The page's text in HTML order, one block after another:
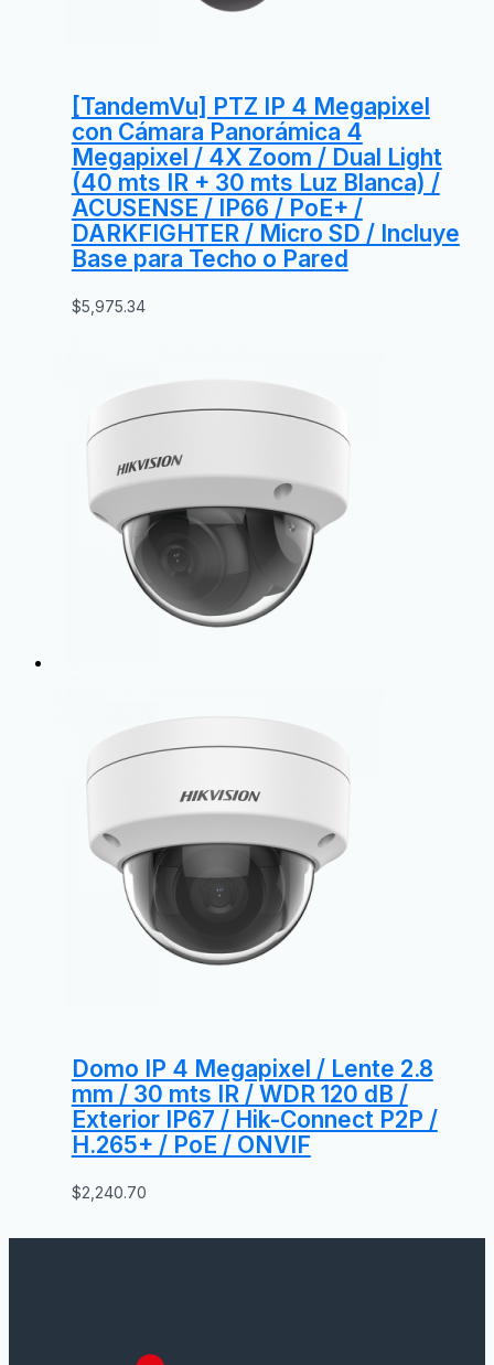
[TandemVu] PTZ IP 4 Megapixel
con Cámara Panorámica 4
Megapixel / 4X Zoom / Dual Light
(40 mts IR + 30 mts Luz Blanca) /
ACUSENSE / IP66 / PoE+ /
DARKFIGHTER / Micro SD / Incluye
Base para Techo o Pared
$5,975.34
Domo IP 4 Megapixel / Lente 2.8
mm / 30 mts IR / WDR 120 dB /
Exterior IP67 / Hik-Connect P2P /
H.265+ / PoE / ONVIF
$2,240.70